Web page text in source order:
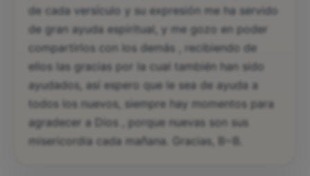
de cada versículo y su expresión me ha servido
de gran ayuda espiritual, y me gozo en poder
compartirlos con los demás , recibiendo de
ellos las gracias por la cual también han sido
ayudados, así espero que le sea de ayuda a
todos los nuevos, siempre hay momentos para
agradecer a Dios , porque nuevas son sus
misericordia cada mañana. Gracias, B~B.